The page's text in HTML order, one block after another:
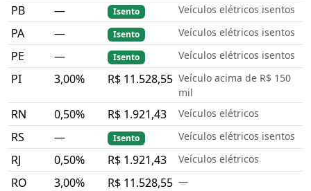
PB
— Isento Veículos elétricos isentos
PA — Isento Veículos elétricos isentos
PE — Isento Veículos elétricos isentos
PI 3,00% R$ 11.528,55 Veículo acima de R$ 150
mil
RN 0,50% R$ 1.921,43 Veículos elétricos
RS — Isento Veículos elétricos isentos
RJ 0,50% R$ 1.921,43 Veículos elétricos
RO 3,00% R$ 11.528,55 —